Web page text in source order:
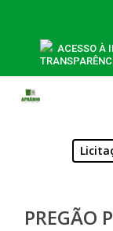
ACESSO À
PREGÃO